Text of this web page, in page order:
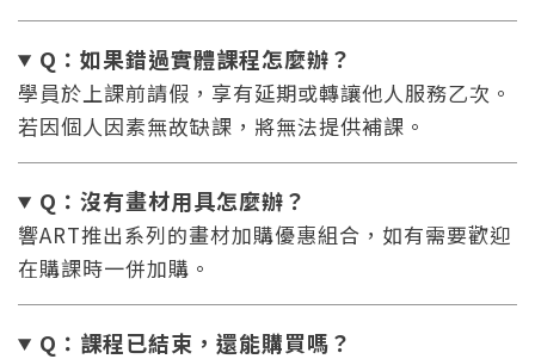
入。
點擊下方「確定」將前一位使用者強制登出。
Q：如果錯過實體課程怎麼辦？
學員於上課前請假，享有延期或轉讓他人服務乙次。
若因個人因素無故缺課，將無法提供補課。
Q：沒有畫材用具怎麼辦？
響ART推出系列的畫材加購優惠組合，如有需要歡迎
在購課時一併加購。
Q：課程已結束，還能購買嗎？